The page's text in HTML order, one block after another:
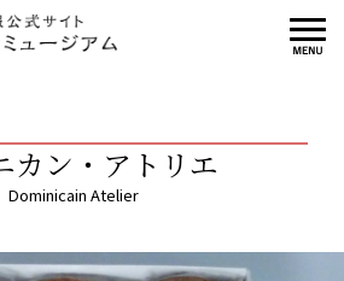
カン・アトリエ
Dominicain Atelier